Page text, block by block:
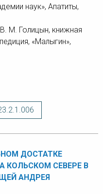
наук», Апатиты,
М. Голицын, книжная
«Малыгин»,
ДОСТАТКЕ
КОЛЬСКОМ СЕВЕРЕ В
АНДРЕЯ